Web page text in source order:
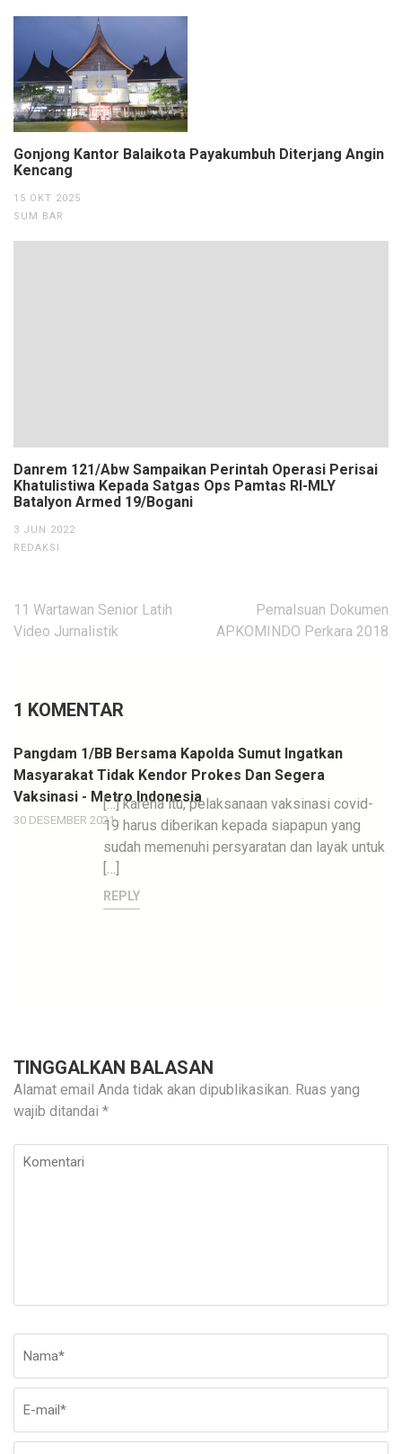
Gonjong Kantor Balaikota Payakumbuh Diterjang Angin
Kencang
15 OKT 2025
SUM BAR
Danrem 121/Abw Sampaikan Perintah Operasi Perisai
Khatulistiwa Kepada Satgas Ops Pamtas RI-MLY
Batalyon Armed 19/Bogani
3 JUN 2022
REDAKSI
Navigasi
pos
11 Wartawan Senior Latih
Video Jurnalistik
Pemalsuan Dokumen
APKOMINDO Perkara 2018
1 KOMENTAR
Pangdam 1/BB Bersama Kapolda Sumut Ingatkan
Masyarakat Tidak Kendor Prokes Dan Segera
Vaksinasi - Metro Indonesia
30 DESEMBER 2021
[…] karena itu, pelaksanaan vaksinasi covid-
19 harus diberikan kepada siapapun yang
sudah memenuhi persyaratan dan layak untuk
REPLY
TINGGALKAN BALASAN
Alamat email Anda tidak akan dipublikasikan. Ruas yang
wajib ditandai *
Komentari